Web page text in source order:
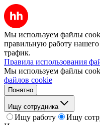
Мы используем файлы
правильную работу нашего
трафик.
Правила использования
Мы используем файлы
файлов cookie
Понятно
Ищу сотрудника
Ищу работу
Ищу